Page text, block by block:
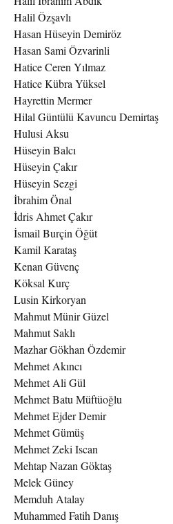
Halil Özşavlı
Hasan Hüseyin Demiröz
Hasan Sami Özvarinli
Hatice Ceren Yılmaz
Hatice Kübra Yüksel
Hayrettin Mermer
Hilal Güntülü Kavuncu Demirtaş
Hulusi Aksu
Hüseyin Balcı
Hüseyin Çakır
Hüseyin Sezgi
İbrahim Önal
İdris Ahmet Çakır
İsmail Burçin Öğüt
Kamil Karataş
Kenan Güvenç
Köksal Kurç
Lusin Kirkoryan
Mahmut Münir Güzel
Mahmut Saklı
Mazhar Gökhan Özdemir
Mehmet Akıncı
Mehmet Ali Gül
Mehmet Batu Müftüoğlu
Mehmet Ejder Demir
Mehmet Gümüş
Mehmet Zeki Iscan
Mehtap Nazan Göktaş
Melek Güney
Memduh Atalay
Muhammed Fatih Danış